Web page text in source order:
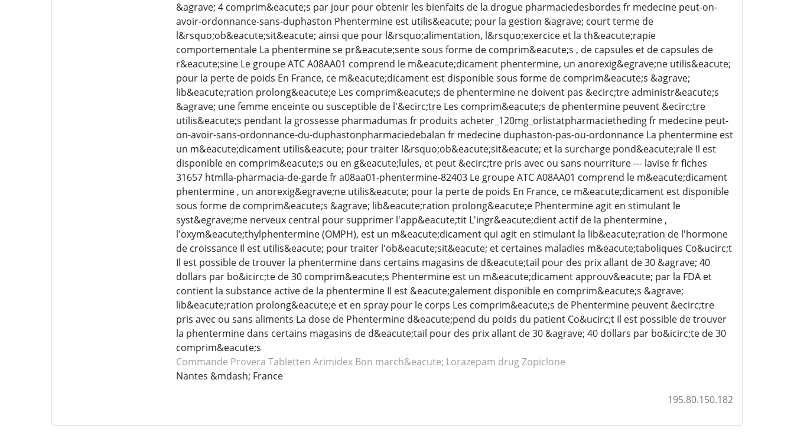
&agrave; 4 comprim&eacute;s par jour pour obtenir les bienfaits de la drogue pharmaciedesbordes fr medecine peut-on-
avoir-ordonnance-sans-duphaston Phentermine est utilis&eacute; pour la gestion &agrave; court terme de
l&rsquo;ob&eacute;sit&eacute; ainsi que pour l&rsquo;alimentation, l&rsquo;exercice et la th&eacute;rapie
comportementale La phentermine se pr&eacute;sente sous forme de comprim&eacute;s , de capsules et de capsules de
r&eacute;sine Le groupe ATC A08AA01 comprend le m&eacute;dicament phentermine, un anorexig&egrave;ne utilis&eacute;
pour la perte de poids En France, ce m&eacute;dicament est disponible sous forme de comprim&eacute;s &agrave;
lib&eacute;ration prolong&eacute;e Les comprim&eacute;s de phentermine ne doivent pas &ecirc;tre administr&eacute;s
&agrave; une femme enceinte ou susceptible de l'&ecirc;tre Les comprim&eacute;s de phentermine peuvent &ecirc;tre
utilis&eacute;s pendant la grossesse pharmadumas fr produits acheter_120mg_orlistatpharmacietheding fr medecine peut-
on-avoir-sans-ordonnance-du-duphastonpharmaciedebalan fr medecine duphaston-pas-ou-ordonnance La phentermine est
un m&eacute;dicament utilis&eacute; pour traiter l&rsquo;ob&eacute;sit&eacute; et la surcharge pond&eacute;rale Il est
disponible en comprim&eacute;s ou en g&eacute;lules, et peut &ecirc;tre pris avec ou sans nourriture --- lavise fr fiches
31657 htmlla-pharmacia-de-garde fr a08aa01-phentermine-82403 Le groupe ATC A08AA01 comprend le m&eacute;dicament
phentermine , un anorexig&egrave;ne utilis&eacute; pour la perte de poids En France, ce m&eacute;dicament est disponible
sous forme de comprim&eacute;s &agrave; lib&eacute;ration prolong&eacute;e Phentermine agit en stimulant le
syst&egrave;me nerveux central pour supprimer l'app&eacute;tit L'ingr&eacute;dient actif de la phentermine ,
l'oxym&eacute;thylphentermine (OMPH), est un m&eacute;dicament qui agit en stimulant la lib&eacute;ration de l'hormone
de croissance Il est utilis&eacute; pour traiter l'ob&eacute;sit&eacute; et certaines maladies m&eacute;taboliques Co&ucirc;t
Il est possible de trouver la phentermine dans certains magasins de d&eacute;tail pour des prix allant de 30 &agrave; 40
dollars par bo&icirc;te de 30 comprim&eacute;s Phentermine est un m&eacute;dicament approuv&eacute; par la FDA et
contient la substance active de la phentermine Il est &eacute;galement disponible en comprim&eacute;s &agrave;
lib&eacute;ration prolong&eacute;e et en spray pour le corps Les comprim&eacute;s de Phentermine peuvent &ecirc;tre
pris avec ou sans aliments La dose de Phentermine d&eacute;pend du poids du patient Co&ucirc;t Il est possible de trouver
la phentermine dans certains magasins de d&eacute;tail pour des prix allant de 30 &agrave; 40 dollars par bo&icirc;te de 30
comprim&eacute;s
Commande Provera Tabletten Arimidex Bon march&eacute; Lorazepam drug Zopiclone
Nantes &mdash; France
195.80.150.182